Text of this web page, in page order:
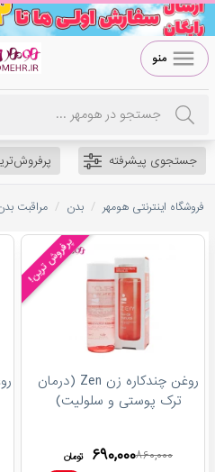
منو
جستجوی پیشرفته
فروشگاه اینترنتی هومهر / بدن / مراقبت
پرفروش ترین!
روغن چندکاره زن Zen (درمان
ترک پوستی و سلولیت)
۸۶۰,۰۰۰۶۹۰,۰۰۰ تومان